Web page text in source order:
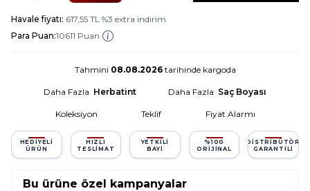
Havale fiyatı: 617,55 TL %3 extra indirim
Para Puan:10611 Puan
Tahmini 08.08.2026tarihinde kargoda
Daha Fazla Herbatint Daha Fazla Saç Boyası
Koleksiyon Teklif Fiyat Alarmı
HEDIYELI
ÜRÜN
HIZLI
TESLIMAT
YETKILI
BAYI
%100
ORIJINAL
DISTRIBÜTÖR
GARANTILI
Bu ürüne özel kampanyalar